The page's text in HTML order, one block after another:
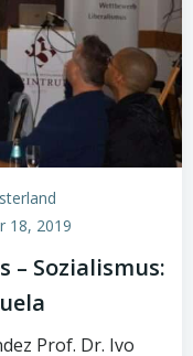
18, 2019
– Sozialismus:
Prof. Dr. Ivo